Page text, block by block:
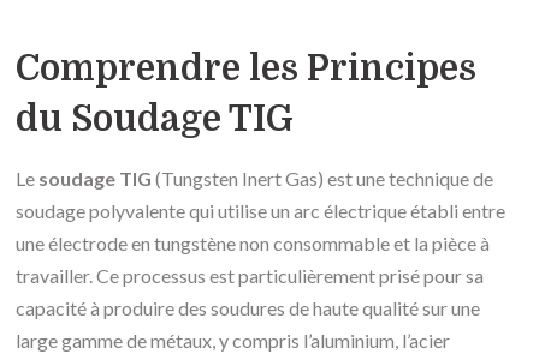
Comprendre les Principes
du Soudage TIG
Le soudage TIG (Tungsten Inert Gas) est une technique de
soudage polyvalente qui utilise un arc électrique établi entre
une électrode en tungstène non consommable et la pièce à
travailler. Ce processus est particulièrement prisé pour sa
capacité à produire des soudures de haute qualité sur une
large gamme de métaux, y compris l’aluminium, l’acier